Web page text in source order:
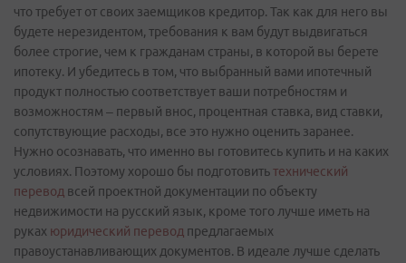
что требует от своих заемщиков кредитор. Так как для него вы
будете нерезидентом, требования к вам будут выдвигаться
более строгие, чем к гражданам страны, в которой вы берете
ипотеку. И убедитесь в том, что выбранный вами ипотечный
продукт полностью соответствует ваши потребностям и
возможностям – первый внос, процентная ставка, вид ставки,
сопутствующие расходы, все это нужно оценить заранее.
Нужно осознавать, что именно вы готовитесь купить и на каких
условиях. Поэтому хорошо бы подготовитьтехнический
перевод всей проектной документации по объекту
недвижимости на русский язык, кроме того лучше иметь на
руках юридический перевод предлагаемых
правоустанавливающих документов. В идеале лучше сделать